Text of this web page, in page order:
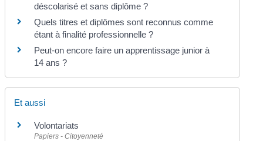
déscolarisé et sans diplôme ?
Quels titres et diplômes sont reconnus comme
étant à finalité professionnelle ?
Peut-on encore faire un apprentissage junior à
14 ans ?
Et aussi
Volontariats
Papiers - Citoyenneté